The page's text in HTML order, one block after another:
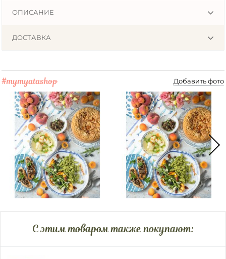
ОПИСАНИЕ
ДОСТАВКА
#mymyatashop Добавить фото
C этим товаром также покупают: